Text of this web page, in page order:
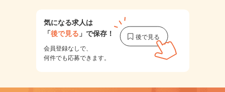
気になる求人は
「後で見る 」で保存！
会員登録なしで、
何件でも応募できます。